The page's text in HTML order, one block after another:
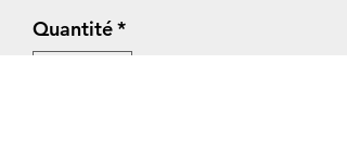
Quantité*